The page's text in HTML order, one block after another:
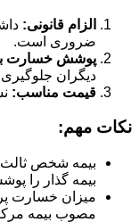
الزام قانونی:
ضروری است.
پوشش خسارت
دیگران
قیمت مناسب:
نکات مهم:
بیمه شخص
بیمه گذار را
میزان خسارت
مصوب بیمه